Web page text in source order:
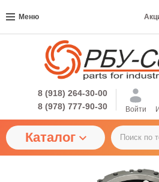
Меню
8 (918) 264-30-00
8 (978) 777-90-30
Войти
Каталог